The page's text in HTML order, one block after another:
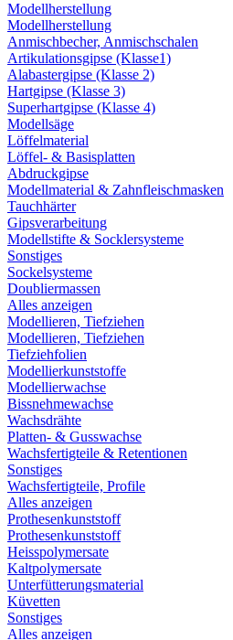
Modellherstellung
Modellherstellung
Anmischbecher, Anmischschalen
Artikulationsgipse (Klasse1)
Alabastergipse (Klasse 2)
Hartgipse (Klasse 3)
Superhartgipse (Klasse 4)
Modellsäge
Löffelmaterial
Löffel- & Basisplatten
Abdruckgipse
Modellmaterial & Zahnfleischmasken
Tauchhärter
Gipsverarbeitung
Modellstifte & Socklersysteme
Sonstiges
Sockelsysteme
Doubliermassen
Alles anzeigen
Modellieren, Tiefziehen
Modellieren, Tiefziehen
Tiefziehfolien
Modellierkunststoffe
Modellierwachse
Bissnehmewachse
Wachsdrähte
Platten- & Gusswachse
Wachsfertigteile & Retentionen
Sonstiges
Wachsfertigteile, Profile
Alles anzeigen
Prothesenkunststoff
Prothesenkunststoff
Heisspolymersate
Kaltpolymersate
Unterfütterungsmaterial
Küvetten
Sonstiges
Alles anzeigen